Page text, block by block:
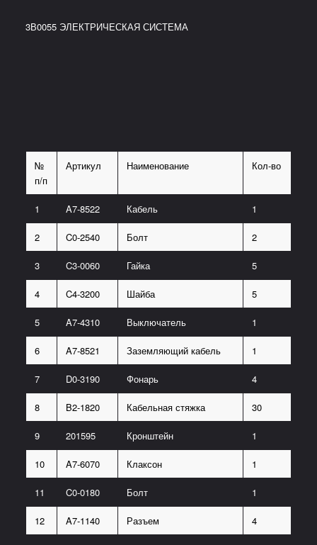
3В0055 ЭЛЕКТРИЧЕСКАЯ СИСТЕМА
№
п/п
Артикул Наименование Кол-во
1 A7-8522 Кабель 1
2 C0-2540 Болт 2
3 C3-0060 Гайка 5
4 C4-3200 Шайба 5
5 A7-4310 Выключатель 1
6 A7-8521 Заземляющий кабель 1
7 D0-3190 Фонарь 4
8 B2-1820 Кабельная стяжка 30
9 201595 Кронштейн 1
10 A7-6070 Клаксон 1
11 C0-0180 Болт 1
12 A7-1140 Разъем 4